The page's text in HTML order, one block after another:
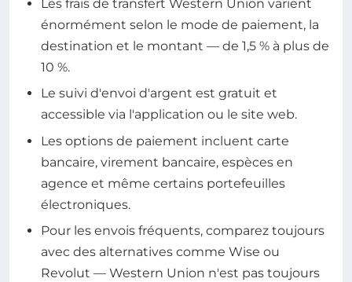
Les frais de transfert Western Union varient
énormément selon le mode de paiement, la
destination et le montant — de 1,5 % à plus de
10 %.
Le suivi d'envoi d'argent est gratuit et
accessible via l'application ou le site web.
Les options de paiement incluent carte
bancaire, virement bancaire, espèces en
agence et même certains portefeuilles
électroniques.
Pour les envois fréquents, comparez toujours
avec des alternatives comme Wise ou
Revolut — Western Union n'est pas toujours